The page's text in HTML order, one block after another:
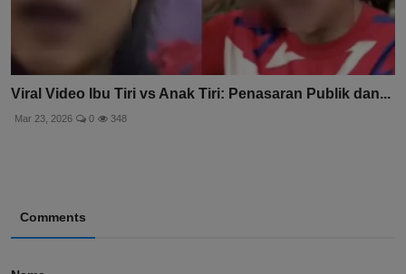
Viral Video Ibu Tiri vs Anak Tiri: Penasaran Publik dan...
Mar 23, 2026 0 348
Comments